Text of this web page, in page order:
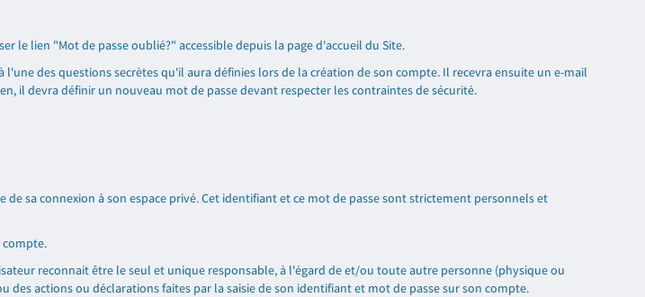
lien "Mot de passe oublié?" accessible depuis la page d'accueil du Site.
des questions secrètes qu'il aura définies lors de la création de son compte. Il recevra ensuite un e-mail
il devra définir un nouveau mot de passe devant respecter les contraintes de sécurité.
sa connexion à son espace privé. Cet identifiant et ce mot de passe sont strictement personnels et
compte.
reconnait être le seul et unique responsable, à l'égard de et/ou toute autre personne (physique ou
actions ou déclarations faites par la saisie de son identifiant et mot de passe sur son compte.